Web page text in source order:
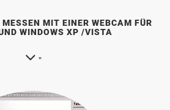
MIT EINER WEBCAM FÜR
WINDOWS XP /VISTA
"